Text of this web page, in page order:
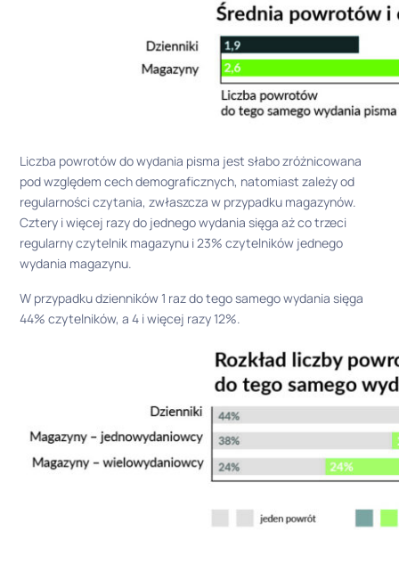
Liczba powrotów do wydania pisma jest słabo zróżnicowana
pod względem cech demograficznych, natomiast zależy od
regularności czytania, zwłaszcza w przypadku magazynów.
Cztery i więcej razy do jednego wydania sięga aż co trzeci
regularny czytelnik magazynu i 23% czytelników jednego
wydania magazynu.
W przypadku dzienników 1 raz do tego samego wydania sięga
44% czytelników, a 4 i więcej razy 12%.